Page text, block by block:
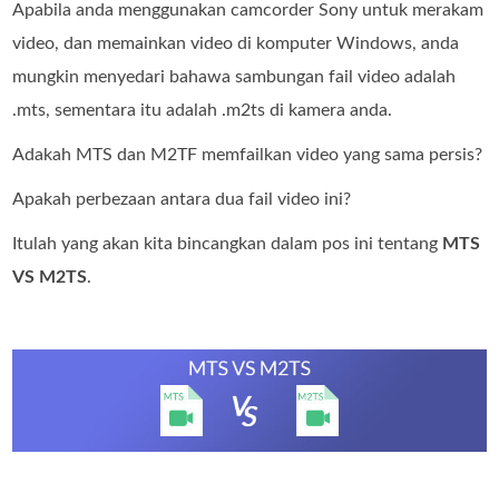
Apabila anda menggunakan camcorder Sony untuk merakam
video, dan memainkan video di komputer Windows, anda
mungkin menyedari bahawa sambungan fail video adalah
.mts, sementara itu adalah .m2ts di kamera anda.
Adakah MTS dan M2TF memfailkan video yang sama persis?
Apakah perbezaan antara dua fail video ini?
Itulah yang akan kita bincangkan dalam pos ini tentang MTS
VS M2TS.